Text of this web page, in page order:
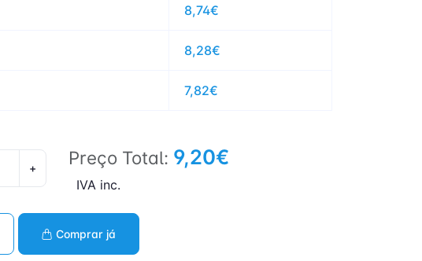
8,74€
8,28€
7,82€
+ Preço Total: 9,20€
IVA inc.
Comprar já